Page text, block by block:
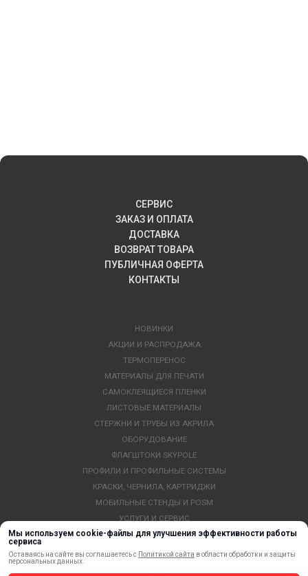
Мы используем cookie-файлы для улучшения эффективности работы
сервиса
Оставаясь на сайте вы соглашаетесь с Политикой сайта в области обработки и защиты
персональных данных.
СЕРВИС
ЗАКАЗ И ОПЛАТА
ДОСТАВКА
ВОЗВРАТ ТОВАРА
ПУБЛИЧНАЯ ОФЕРТА
КОНТАКТЫ
НОВИНКИ
АКЦИИ И РАСПРОДАЖА
ТЕРМОПЕРЕНОС
МАТЕРИАЛЫ ДЛЯ ПЕЧАТИ
САМОКЛЕЯЩИЕСЯ ПЛЕНКИ
ЛИСТОВЫЕ МАТЕРИАЛЫ
СТЕРЖНИ И ТРУБЫ ИЗ АКРИЛА
ОБОРУДОВАНИЕ
ФЛАГШТОКИ SKYPOLE
ПРОФИЛИ И ПРОФИЛЬНЫЕ СИСТЕМЫ
КРАСКИ, ЧЕРНИЛА, КАРТРИДЖИ
МОБИЛЬНЫЕ СТЕНДЫ И POSM
УСЛУГИ И СЕРВИС
ИНСТРУМЕНТ
СВЕТОТЕХНИКА